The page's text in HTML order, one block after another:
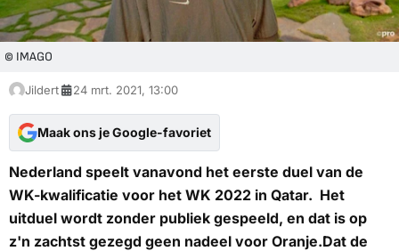
© IMAGO
Jildert 24 mrt. 2021, 13:00
Maak ons je Google-favoriet
Nederland speelt vanavond het eerste duel van de
WK-kwalificatie voor het WK 2022 in Qatar. Het
uitduel wordt zonder publiek gespeeld, en dat is op
z'n zachtst gezegd geen nadeel voor Oranje.Dat de